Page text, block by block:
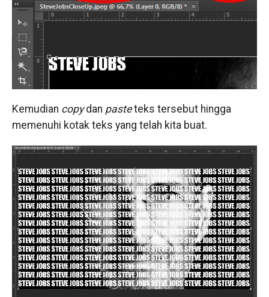
Kemudian copydan pasteteks tersebut hingga
memenuhi kotak teks yang telah kita buat.